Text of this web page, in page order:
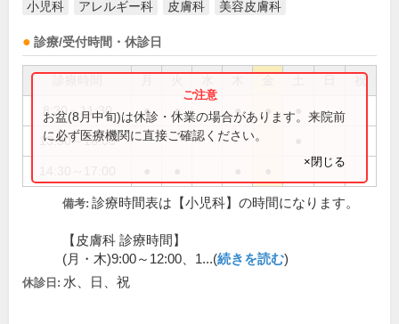
小児科 アレルギー科 皮膚科 美容皮膚科
診療/受付時間・休診日
祝
8:30～11:30 ● ● ● ●
13:30～16:00
お盆(8月中旬)は休診・休業の場合があります。来院前
に必ず医療機関に直接ご確認ください。
×閉じる
備考: 診療時間表は【小児科】の時間になります。
【皮膚科 診療時間】
(月・木)9:00～12:00、1...(続きを読む)
休診日: 水、日、祝